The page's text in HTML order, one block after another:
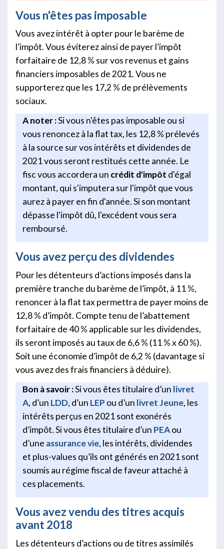
Vous n'êtes pas imposable
Vous avez intérêt à opter pour le barème de
l’impôt. Vous éviterez ainsi de payer l’impôt
forfaitaire de 12,8 % sur vos revenus et gains
financiers imposables de 2021. Vous ne
supporterez que les 17,2 % de prélèvements
sociaux.
A noter :Si vous n'êtes pas imposable ou si
vous renoncez à la flat tax, les 12,8 % prélevés
à la source sur vos intérêts et dividendes de
2021 vous seront restitués cette année. Le
fisc vous accordera un crédit d'impôt d'égal
montant, qui s'imputera sur l'impôt que vous
aurez à payer en fin d'année. Si son montant
dépasse l'impôt dû, l'excédent vous sera
remboursé.
Vous avez perçu des dividendes
Pour les détenteurs d’actions imposés dans la
première tranche du barème de l’impôt, à 11 %,
renoncer à la flat tax permettra de payer moins de
12,8 % d’impôt. Compte tenu de l’abattement
forfaitaire de 40 % applicable sur les dividendes,
ils seront imposés au taux de 6,6 % (11 % x 60 %).
Soit une économie d’impôt de 6,2 % (davantage si
vous avez des frais financiers à déduire).
Bon à savoir :Si vous êtes titulaire d’un livret
A, d’un LDD, d’un LEP ou d’un livret Jeune, les
intérêts perçus en 2021 sont exonérés
d’impôt. Si vous êtes titulaire d’un PEAou
d’une assurance vie, les intérêts, dividendes
et plus-values qu’ils ont générés en 2021 sont
soumis au régime fiscal de faveur attaché à
ces placements.
Vous avez vendu des titres acquis
avant 2018
Les détenteurs d’actions ou de titres assimilés